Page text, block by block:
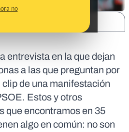
no
entrevistaen la que dejan
a las que preguntan por
clip de una manifestación
Estos y otros
que encontramos en 35
algo en común: no son